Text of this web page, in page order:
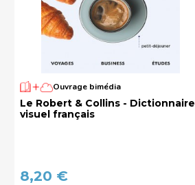
Ouvrage bimédia
Le Robert & Collins - Dictionnaire
visuel français
8,20 €